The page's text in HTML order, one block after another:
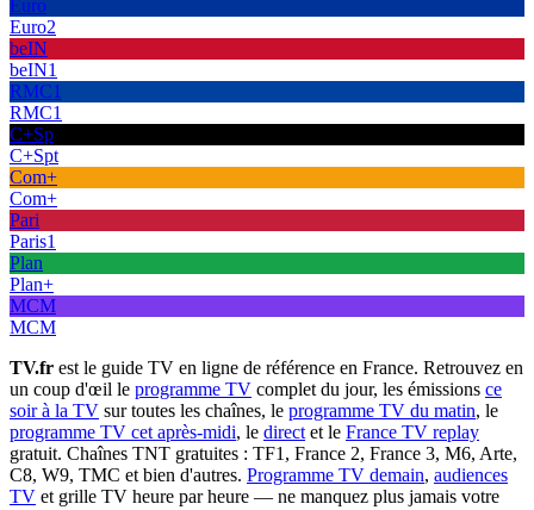
Euro
Euro2
beIN
beIN1
RMC1
RMC1
C+Sp
C+Spt
Com+
Com+
Pari
Paris1
Plan
Plan+
MCM
MCM
TV.fr est le guide TV en ligne de référence en France. Retrouvez en
un coup d'œil le programme TV complet du jour, les émissions ce
soir à la TV sur toutes les chaînes, le programme TV du matin, le
programme TV cet après-midi, le direct et le France TV replay
gratuit. Chaînes TNT gratuites : TF1, France 2, France 3, M6, Arte,
C8, W9, TMC et bien d'autres. Programme TV demain, audiences
TV et grille TV heure par heure — ne manquez plus jamais votre